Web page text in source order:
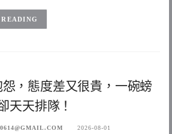
，態度差又很貴，一碗螃
天天排隊！
2026-08-01